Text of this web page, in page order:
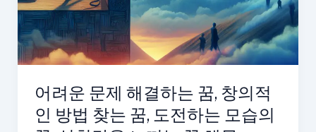
전
략
어려운 문제 해결하는 꿈, 창의적
인 방법 찾는 꿈, 도전하는 모습의